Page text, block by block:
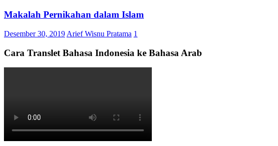
Makalah Pernikahan dalam Islam
Desember 30, 2019 Arief Wisnu Pratama 1
Cara Translet Bahasa Indonesia ke Bahasa Arab